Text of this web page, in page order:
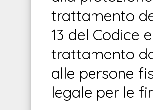
trattamento
13 del Codice
trattamento
alle persone
legale per le